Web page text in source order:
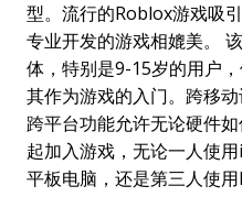
型。流行的Roblox游戏吸
专业开发的游戏相媲美。
体，特别是9-15岁的用户
其作为游戏的入门。跨移
跨平台功能允许无论硬件
起加入游戏，无论一人使
平板电脑，还是第三人使